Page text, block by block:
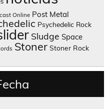
Online Post Metal
Psychedelic Rock
Sludge Space
Stoner Stoner Rock